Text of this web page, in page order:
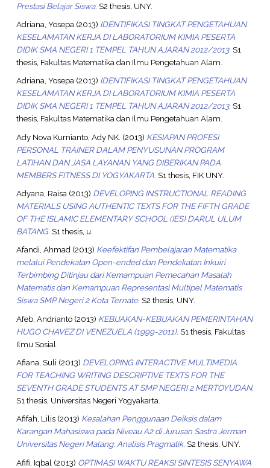
Prestasi Belajar Siswa. S2 thesis, UNY.
Adriana, Yosepa (2013) IDENTIFIKASI TINGKAT PENGETAHUAN
KESELAMATAN KERJA DI LABORATORIUM KIMIA PESERTA
DIDIK SMA NEGERI 1 TEMPEL TAHUN AJARAN 2012/2013. S1
thesis, Fakultas Matematika dan Ilmu Pengetahuan Alam.
Adriana, Yosepa(2013) IDENTIFIKASI TINGKAT PENGETAHUAN
KESELAMATAN KERJA DI LABORATORIUM KIMIA PESERTA
DIDIK SMA NEGERI 1 TEMPEL TAHUN AJARAN 2012/2013. S1
thesis, Fakultas Matematika dan Ilmu Pengetahuan Alam.
Ady Nova Kurnianto, Ady NK. (2013) KESIAPAN PROFESI
PERSONAL TRAINER DALAM PENYUSUNAN PROGRAM
LATIHAN DAN JASA LAYANAN YANG DIBERIKAN PADA
MEMBERS FITNESS DI YOGYAKARTA. S1 thesis, FIK UNY.
Adyana, Raisa (2013) DEVELOPING INSTRUCTIONAL READING
MATERIALS USING AUTHENTIC TEXTS FOR THE FIFTH GRADE
OF THE ISLAMIC ELEMENTARY SCHOOL (IES) DARUL ULUM
BATANG. S1 thesis, u.
Afandi, Ahmad(2013) Keefektifan Pembelajaran Matematika
melalui Pendekatan Open-ended dan Pendekatan Inkuiri
Terbimbing Ditinjau dari Kemampuan Pemecahan Masalah
Matematis dan Kemampuan Representasi Multipel Matematis
Siswa SMP Negeri 2 Kota Ternate. S2 thesis, UNY.
Afeb, Andrianto(2013) KEBIJAKAN-KEBIJAKAN PEMERINTAHAN
HUGO CHAVEZ DI VENEZUELA (1999-2011). S1 thesis, Fakultas
Ilmu Sosial.
Afiana, Suli (2013) DEVELOPING INTERACTIVE MULTIMEDIA
FOR TEACHING WRITING DESCRIPTIVE TEXTS FOR THE
SEVENTH GRADE STUDENTS AT SMP NEGERI 2 MERTOYUDAN.
S1 thesis, Universitas Negeri Yogyakarta.
Afifah, Lilis(2013) Kesalahan Penggunaan Deiksis dalam
Karangan Mahasiswa pada Niveau A2 di Jurusan Sastra Jerman
Universitas Negeri Malang: Analisis Pragmatik. S2 thesis, UNY.
Afifi, Iqbal (2013) OPTIMASI WAKTU REAKSI SINTESIS SENYAWA